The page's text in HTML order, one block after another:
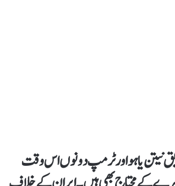
نیتن یاہو اور ٹرمپ دونوں اس وقت